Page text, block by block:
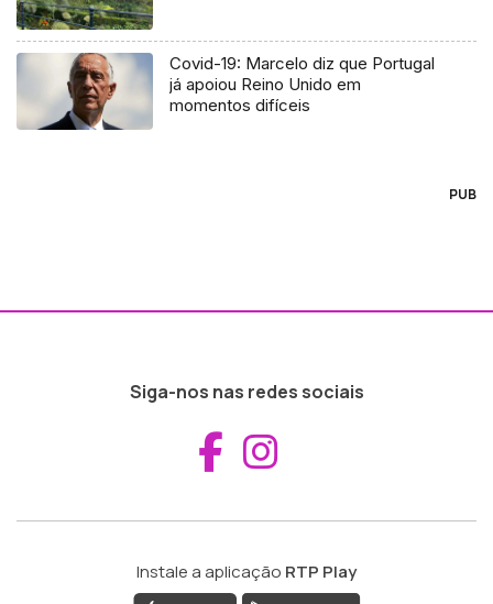
Covid-19: Marcelo diz que Portugal
já apoiou Reino Unido em
momentos difíceis
PUB
Siga-nos nas redes sociais
Aceder ao
Instale a aplicação RTP Play